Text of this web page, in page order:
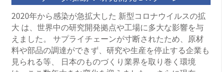
2020年から感染が急拡大した 新型コロナウイルスの拡
大 は、世界中の研究開発拠点や工場に多大な影響を与
えました。 サプライチェーンが寸断されたため、原材
料や部品の調達ができず、研究や生産を停止する企業も
見られる等、 日本のものづくり業界を取り巻く環境